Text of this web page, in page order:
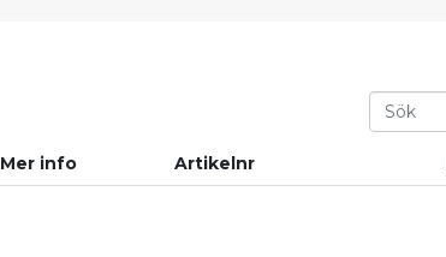
Search
Mer info Artikelnr